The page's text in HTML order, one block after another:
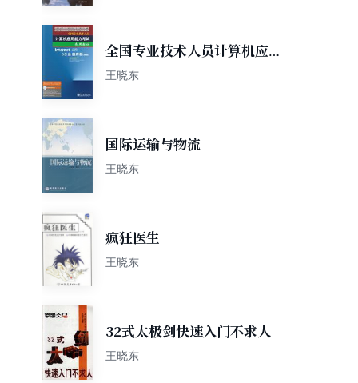
全国专业技术人员计算机应用
能力考试专用教材
王晓东
国际运输与物流
王晓东
疯狂医生
王晓东
32式太极剑快速入门不求人
王晓东